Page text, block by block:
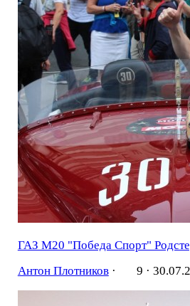
ГАЗ М20 "Победа Спорт"
Антон Плотников· 9 ·